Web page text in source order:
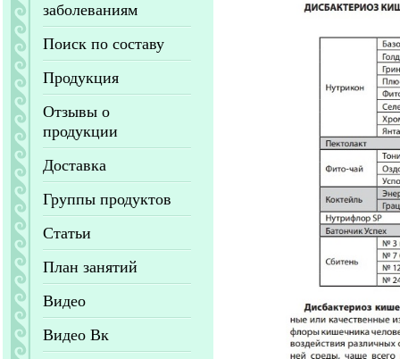
заболеваниям
Поиск по составу
Продукция
Отзывы о
продукции
Доставка
Группы продуктов
Статьи
План занятий
Видео
Видео Вк